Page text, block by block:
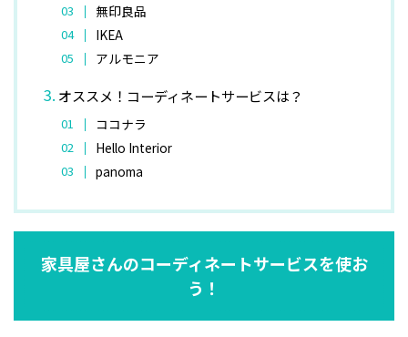
無印良品
IKEA
アルモニア
オススメ！コーディネートサービスは？
ココナラ
Hello Interior
panoma
家具屋さんのコーディネートサービスを使お
う！